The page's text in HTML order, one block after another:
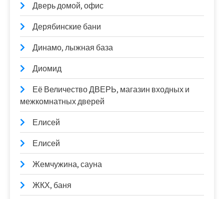
Дверь домой, офис
Дерябинские бани
Динамо, лыжная база
Диомид
Её Величество ДВЕРЬ, магазин входных и
межкомнатных дверей
Елисей
Елисей
Жемчужина, сауна
ЖКХ, баня